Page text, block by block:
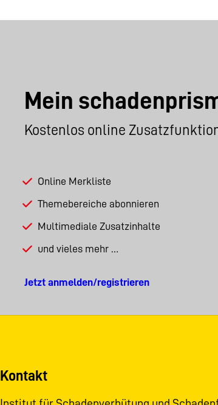
Mein
Kostenlos online
Online Merkliste
Themebereiche abonnieren
Multimediale Zusatzinhalte
und vieles mehr …
Jetzt anmelden/registrieren
Kontakt